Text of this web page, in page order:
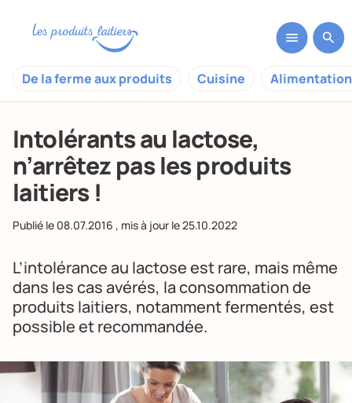
De la ferme aux produits Cuisine
Intolérants au lactose,
n’arrêtez pas les produits
laitiers !
Publié le 08.07.2016 , mis à jour le25.10.2022
L’intolérance au lactose est rare, mais même
dans les cas avérés, la consommation de
produits laitiers, notamment fermentés, est
possible et recommandée.